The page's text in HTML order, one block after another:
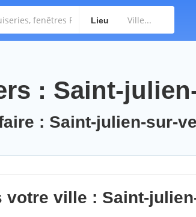
Lieu
: Saint-
: Saint-julien-sur-
votre ville : Saint-